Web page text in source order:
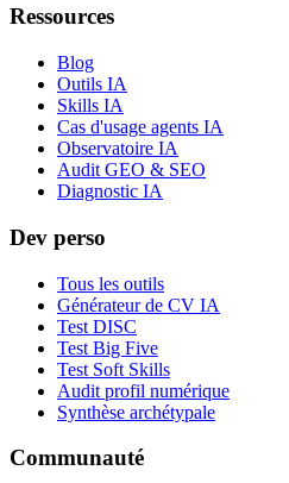
Ressources
Blog
Outils IA
Skills IA
Cas d'usage agents IA
Observatoire IA
Audit GEO & SEO
Diagnostic IA
Dev perso
Tous les outils
Générateur de CV IA
Test DISC
Test Big Five
Test Soft Skills
Audit profil numérique
Synthèse archétypale
Communauté